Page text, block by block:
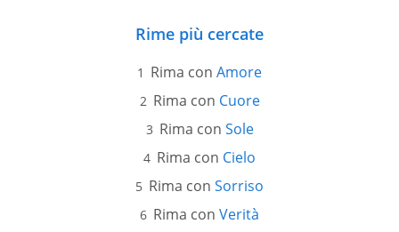
Rime più cercate
Rima con Amore
Rima con Cuore
Rima con Sole
Rima con Cielo
Rima con Sorriso
Rima con Verità